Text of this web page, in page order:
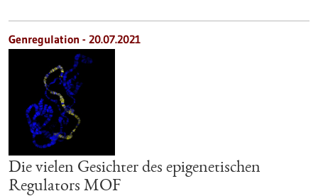
Genregulation - 20.07.2021
Die vielen Gesichter des epigenetischen
Regulators MOF